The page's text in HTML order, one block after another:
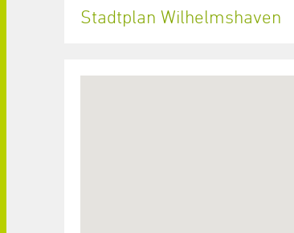
Stadtplan Wilhelmshaven